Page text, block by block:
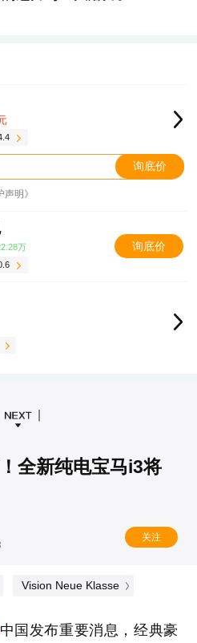
询底价
明》
万
询底价
全新纯电宝马i3将
关注
Vision Neue Klasse
中国发布重要消息，经典豪